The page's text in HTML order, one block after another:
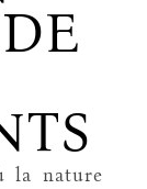
la nature